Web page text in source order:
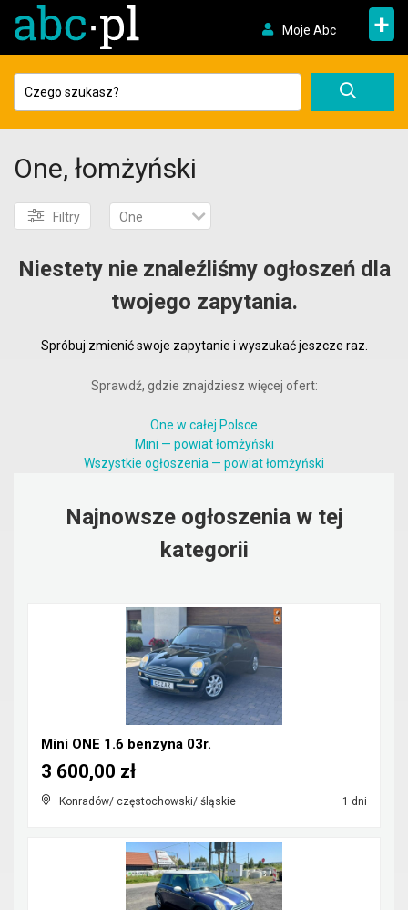
Moje Abc +
One, łomżyński
Filtry One
Niestety nie znaleźliśmy ogłoszeń dla
twojego zapytania.
Spróbuj zmienić swoje zapytanie i wyszukać jeszcze raz.
Sprawdź, gdzie znajdziesz więcej ofert:
One w całej Polsce
Mini — powiat łomżyński
Wszystkie ogłoszenia — powiat łomżyński
Najnowsze ogłoszenia w tej
kategorii
Mini ONE 1.6 benzyna 03r.
Konradów/ częstochowski/ śląskie 1 dni
3 600,00 zł